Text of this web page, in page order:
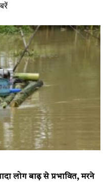
लोग बाढ़ से प्रभावित, मरने